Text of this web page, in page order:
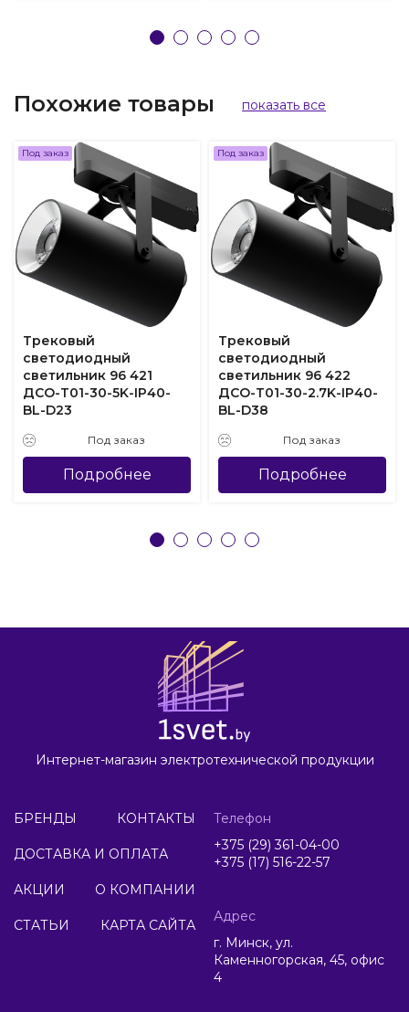
Похожие товары показать все
Под заказ
Трековый
светодиодный
светильник 96 421
ДСО-Т01-30-5K-IP40-
BL-D23
Под заказ
Подробнее
Под заказ
Трековый
светодиодный
светильник 96 422
ДСО-Т01-30-2.7K-IP40-
BL-D38
Под заказ
Подробнее
Интернет-магазин электротехнической продукции
БРЕНДЫ КОНТАКТЫ
ДОСТАВКА И ОПЛАТА
АКЦИИ О КОМПАНИИ
СТАТЬИ КАРТА САЙТА
Телефон
+375 (29) 361-04-00
+375 (17) 516-22-57
Адрес
г. Минск, ул.
Каменногорская, 45, офис
4